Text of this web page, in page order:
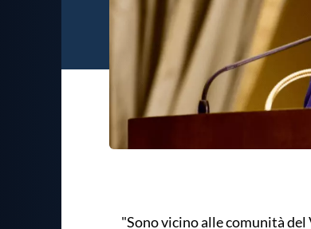
"Sono vicino alle comunità